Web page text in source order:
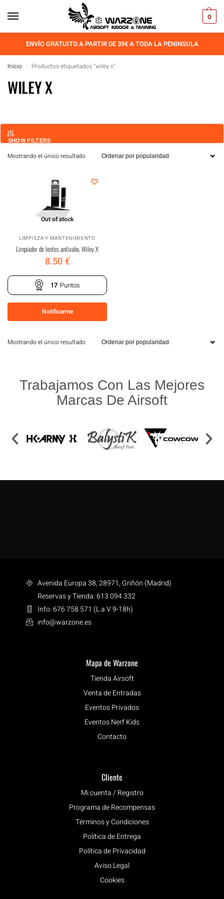
0
ENVÍO GRATUITO A PARTIR DE 39€ A TODA LA PENINSULA
Inicio / Productos etiquetados “wiley x”
WILEY X
SHOW FILTERS
Mostrando el único resultado
Out of stock
LIMPIEZA Y MANTENIMIENTO
Limpiador de lentes antivaho, Wiley X
8.50€
17 Puntos
Notificarme
Mostrando el único resultado
Trabajamos Con Las Mejores
Marcas De Airsoft
Avenida Europa 38, 28971, Griñón (Madrid)
Reservas y Tienda: 613 094 332
Info: 676 758 571 (L a V 9-18h)
info@warzone.es
Mapa de Warzone
Tienda Airsoft
Venta de Entradas
Eventos Privados
Eventos Nerf Kids
Contacto
Cliente
Mi cuenta / Registro
Programa de Recompensas
Términos y Condiciones
Política de Entrega
Política de Privacidad
Aviso Legal
Cookies